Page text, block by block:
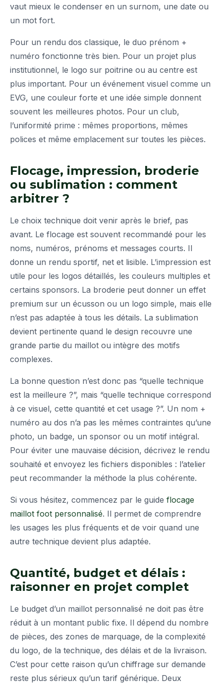
vaut mieux le condenser en un surnom, une date ou
un mot fort.
Pour un rendu dos classique, le duo prénom +
numéro fonctionne très bien. Pour un projet plus
institutionnel, le logo sur poitrine ou au centre est
plus important. Pour un événement visuel comme un
EVG, une couleur forte et une idée simple donnent
souvent les meilleures photos. Pour un club,
l’uniformité prime : mêmes proportions, mêmes
polices et même emplacement sur toutes les pièces.
Flocage, impression, broderie
ou sublimation : comment
arbitrer ?
Le choix technique doit venir après le brief, pas
avant. Le flocage est souvent recommandé pour les
noms, numéros, prénoms et messages courts. Il
donne un rendu sportif, net et lisible. L’impression est
utile pour les logos détaillés, les couleurs multiples et
certains sponsors. La broderie peut donner un effet
premium sur un écusson ou un logo simple, mais elle
n’est pas adaptée à tous les détails. La sublimation
devient pertinente quand le design recouvre une
grande partie du maillot ou intègre des motifs
complexes.
La bonne question n’est donc pas “quelle technique
est la meilleure ?”, mais “quelle technique correspond
à ce visuel, cette quantité et cet usage ?”. Un nom +
numéro au dos n’a pas les mêmes contraintes qu’une
photo, un badge, un sponsor ou un motif intégral.
Pour éviter une mauvaise décision, décrivez le rendu
souhaité et envoyez les fichiers disponibles : l’atelier
peut recommander la méthode la plus cohérente.
Si vous hésitez, commencez par le guide flocage
maillot foot personnalisé. Il permet de comprendre
les usages les plus fréquents et de voir quand une
autre technique devient plus adaptée.
Quantité, budget et délais :
raisonner en projet complet
Le budget d’un maillot personnalisé ne doit pas être
réduit à un montant public fixe. Il dépend du nombre
de pièces, des zones de marquage, de la complexité
du logo, de la technique, des délais et de la livraison.
C’est pour cette raison qu’un chiffrage sur demande
reste plus sérieux qu’un tarif générique. Deux